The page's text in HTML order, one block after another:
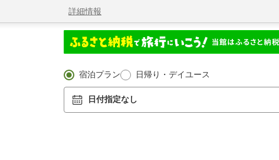
詳細情報
宿泊プラン 日帰り・デイユース
日付指定なし